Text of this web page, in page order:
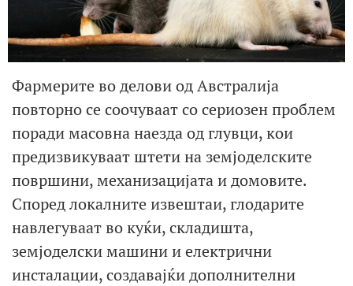
Фармерите во делови од Австралија
повторно се соочуваат со сериозен проблем
поради масовна наезда од глувци, кои
предизвикуваат штети на земјоделските
површини, механизацијата и домовите.
Според локалните извештаи, глодарите
навлегуваат во куќи, складишта,
земјоделски машини и електрични
инсталации, создавајќи дополнителни